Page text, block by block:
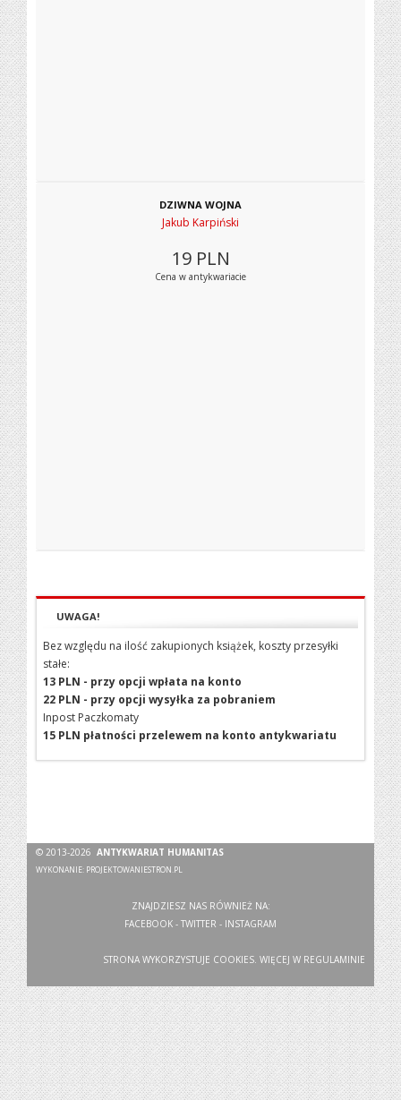
DZIWNA WOJNA
Jakub Karpiński
19 PLN
Cena w antykwariacie
UWAGA!
Bez względu na ilość zakupionych książek, koszty przesyłki
stałe:
13 PLN - przy opcji wpłata na konto
22 PLN - przy opcji wysyłka za pobraniem
Inpost Paczkomaty
15 PLN płatności przelewem na konto antykwariatu
© 2013-2026ANTYKWARIAT HUMANITAS
WYKONANIE: PROJEKTOWANIESTRON.PL
ZNAJDZIESZ NAS RÓWNIEŻ NA:
FACEBOOK - TWITTER - INSTAGRAM
STRONA WYKORZYSTUJE COOKIES. WIĘCEJ W REGULAMINIE